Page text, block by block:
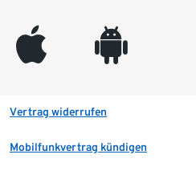
appleinc android
Vertrag widerrufen
Mobilfunkvertrag kündigen